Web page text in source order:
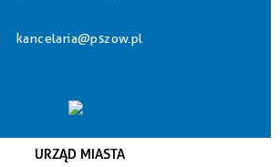
kancelaria@pszow.pl
URZĄD MIASTA